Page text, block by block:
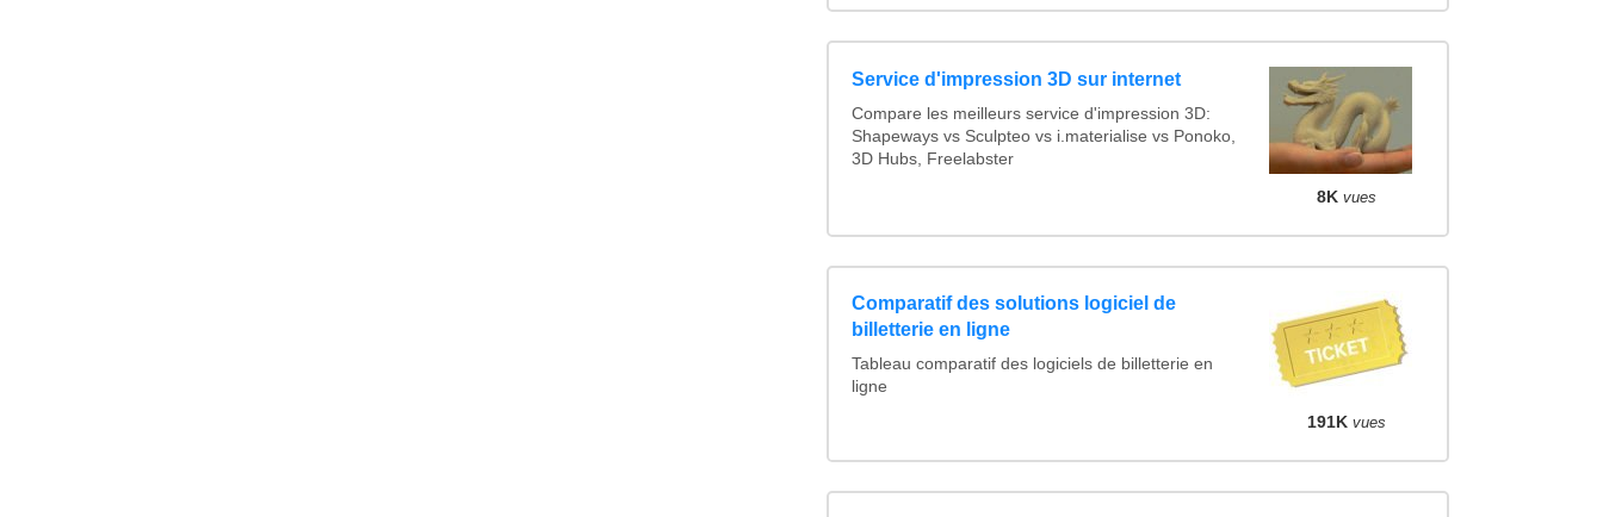
Service d'impression 3D sur internet
Compare les meilleurs service d'impression 3D:
Shapeways vs Sculpteo vs i.materialise vs Ponoko,
3D Hubs, Freelabster
8K vues
Comparatif des solutions logiciel de
billetterie en ligne
Tableau comparatif des logiciels de billetterie en
ligne
191K vues